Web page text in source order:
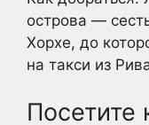
острова —
Хорхе, до
на такси из
Посетите